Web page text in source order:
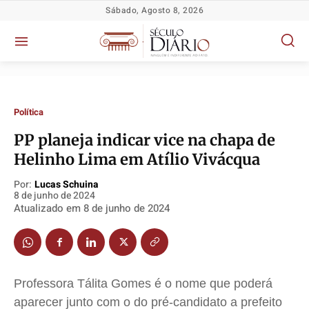
Política
Socioeconômicas
TV Século
Justiça
Educação
Segurança
Política
Socioeconômicas
TV Século
Justiça
Educação
Segurança
Política
Socioeconômicas
TV Século
Justiça
Educação
Segurança
Política
Socioeconômicas
TV Século
Justiça
Educação
Segurança
Sábado, Agosto 8, 2026
Política
PP planeja indicar vice na chapa de
Helinho Lima em Atílio Vivácqua
Por: Lucas Schuina
8 de junho de 2024
Atualizado em 8 de junho de 2024
Professora Tálita Gomes é o nome que poderá
aparecer junto com o do pré-candidato a prefeito